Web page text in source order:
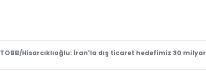
TOBB/Hisarcıklıoğlu: İran'la dış ticaret hedefimiz 30 milyar